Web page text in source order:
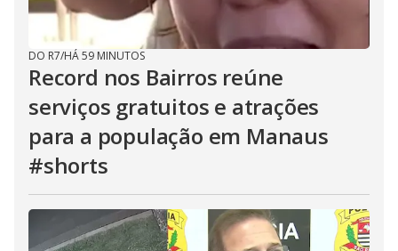
DO R7/HÁ 59 MINUTOS
Record nos Bairros reúne
serviços gratuitos e atrações
para a população em Manaus
#shorts